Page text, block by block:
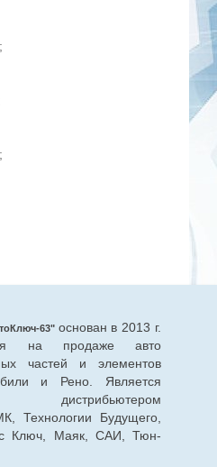
63" основан в 2013 г.
на продаже авто
частей и элементов
и Рено. Является
Технологии Будущего,
Ключ, Маяк, САИ, Тюн-